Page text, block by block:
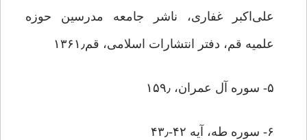
علی‌‎اکبر غفاری، ناشر جامعه مدرسین حوزه
علمیه قم، دفتر انتشارات اسلامی، قم۱۳۶۱٫
۵- سوره آل عمران، ۱۵۹٫
۶- سوره طه، آیه ۴۲-۴۳٫